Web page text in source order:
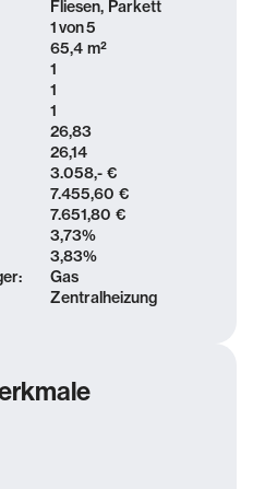
Nahverkehr ist
und Buslinien in der
Wege in die
oder in angrenzende
Fahrrad erreicht man das
Zeit.
zahlreiche Grün- und
der Stünzer Park – ideal
Freizeit. Die Mischung
Infrastruktur und ruhigen
Fliesen, Parkett
1von5
65,4 m²
1
1
1
26,83
26,14
3.058,- €
7.455,60 €
7.651,80 €
3,73%
3,83%
Gas
Zentralheizung